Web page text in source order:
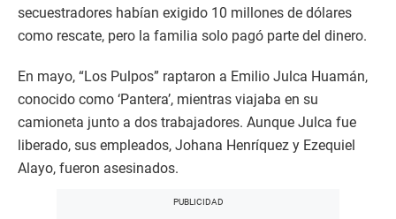
secuestradores habían exigido 10 millones de dólares
como rescate, pero la familia solo pagó parte del dinero.
En mayo, “Los Pulpos” raptaron a Emilio Julca Huamán,
conocido como ‘Pantera’, mientras viajaba en su
camioneta junto a dos trabajadores. Aunque Julca fue
liberado, sus empleados, Johana Henríquez y Ezequiel
Alayo, fueron asesinados.